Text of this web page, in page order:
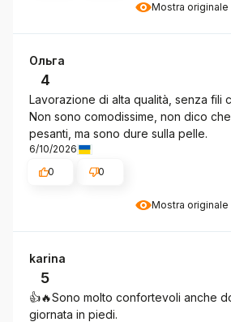
Mostra originale
Mostra originale
Ольга
4
Lavorazione di alta qualità, senza fili
Non sono comodissime, non dico
pesanti, ma sono dure sulla pelle.
6/10/2026
0
0
karina
5
👍️🔥Sono molto confortevoli anche
giornata in piedi.